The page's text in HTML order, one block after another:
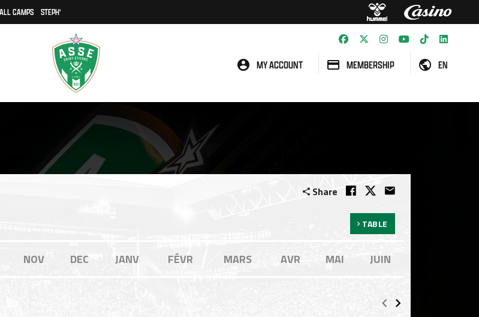
CAMPS STEPH'
MY ACCOUNT MEMBERSHIP EN
Share
TABLE
NOV DEC JANV FÉVR MARS AVR MAI JUIN